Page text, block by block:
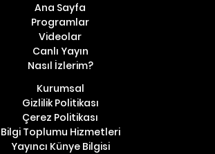
Ana Sayfa
Programlar
Videolar
Canlı Yayın
Nasıl İzlerim?
Kurumsal
Gizlilik Politikası
Çerez Politikası
Bilgi Toplumu Hizmetleri
Yayıncı Künye Bilgisi